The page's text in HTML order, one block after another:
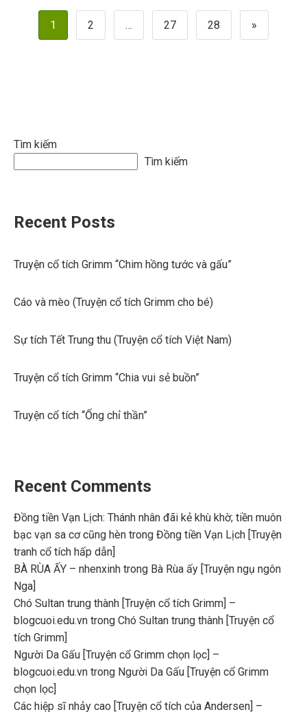
Phân
trang
1 2 … 27 28 »
Tìm kiếm
Tìm kiếm
Recent Posts
Truyện cổ tích Grimm “Chim hồng tước và gấu”
Cáo và mèo (Truyện cổ tích Grimm cho bé)
Sự tích Tết Trung thu (Truyện cổ tích Việt Nam)
Truyện cổ tích Grimm “Chia vui sẻ buồn”
Truyện cổ tích “Ống chỉ thần”
Recent Comments
Đồng tiền Vạn Lịch: Thánh nhân đãi kẻ khù khờ; tiền muôn
bạc vạn sa cơ cũng hèn trong Đồng tiền Vạn Lịch [Truyện
tranh cổ tích hấp dẫn]
BÀ RÙA ẤY – nhenxinh trong Bà Rùa ấy [Truyện ngụ ngôn
Nga]
Chó Sultan trung thành [Truyện cổ tích Grimm] –
blogcuoi.edu.vn trong Chó Sultan trung thành [Truyện cổ
tích Grimm]
Người Da Gấu [Truyện cổ Grimm chọn lọc] –
blogcuoi.edu.vn trong Người Da Gấu [Truyện cổ Grimm
chọn lọc]
Các hiệp sĩ nhảy cao [Truyện cổ tích của Andersen] –